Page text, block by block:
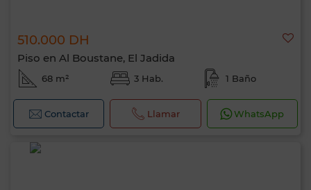
510.000 DH
Piso en Al Boustane, El Jadida
68 m² 3 Hab. 1 Baño
Contactar Llamar WhatsApp